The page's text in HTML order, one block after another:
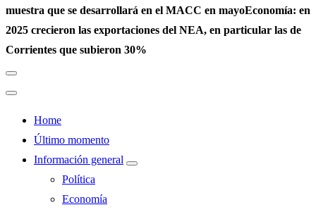
muestra que se desarrollará en el MACC en mayoEconomía: en
2025 crecieron las exportaciones del NEA, en particular las de
Corrientes que subieron 30%
Home
Último momento
Información general
Política
Economía